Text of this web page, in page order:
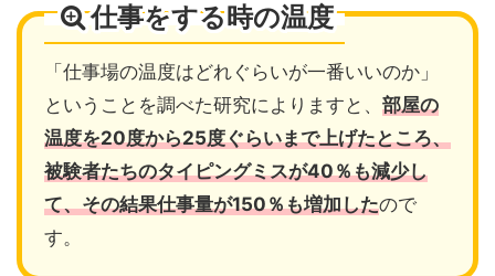
仕事をする時の温度
「仕事場の温度はどれぐらいが一番いいのか」
ということを調べた研究によりますと、 部屋の
温度を20度から25度ぐらいまで上げたところ、
被験者たちのタイピングミスが40％も減少し
て、その結果仕事量が150％も増加したので
す。